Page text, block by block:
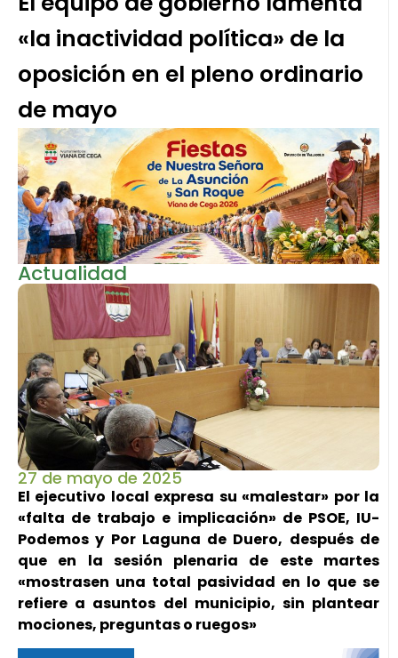
«la inactividad política» de la
oposición en el pleno ordinario
de mayo
Actualidad
27 de mayo de 2025
El ejecutivo local expresa su «malestar» por la
«falta de trabajo e implicación» de PSOE, IU-
Podemos y Por Laguna de Duero, después de
que en la sesión plenaria de este martes
«mostrasen una total pasividad en lo que se
refiere a asuntos del municipio, sin plantear
mociones, preguntas o ruegos»